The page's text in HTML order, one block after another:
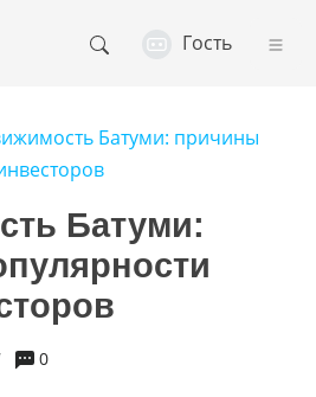
Гость
Батуми: причины
Батуми:
0